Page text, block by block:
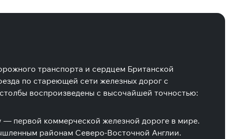
транспорта и сердцем Британской
по стареющей сети железных дорог с
воспроизведены с высочайшей точностью:
— первой коммерческой железной дороге в мире.
районам Северо-Восточной Англии.